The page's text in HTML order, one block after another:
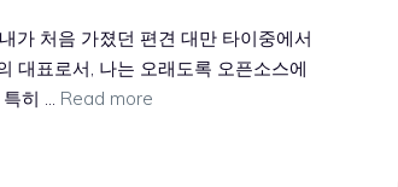
가 처음 가졌던 편견 대만 타이중에서
대표로서, 나는 오래도록 오픈소스에
히 … Read more